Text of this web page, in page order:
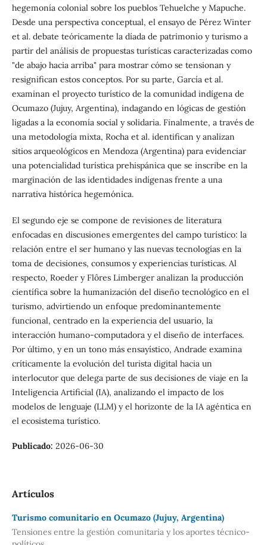
hegemonía colonial sobre los pueblos Tehuelche y Mapuche.
Desde una perspectiva conceptual, el ensayo de Pérez Winter
et al. debate teóricamente la díada de patrimonio y turismo a
partir del análisis de propuestas turísticas caracterizadas como
"de abajo hacia arriba" para mostrar cómo se tensionan y
resignifican estos conceptos. Por su parte, García et al.
examinan el proyecto turístico de la comunidad indígena de
Ocumazo (Jujuy, Argentina), indagando en lógicas de gestión
ligadas a la economía social y solidaria. Finalmente, a través de
una metodología mixta, Rocha et al. identifican y analizan
sitios arqueológicos en Mendoza (Argentina) para evidenciar
una potencialidad turística prehispánica que se inscribe en la
marginación de las identidades indígenas frente a una
narrativa histórica hegemónica.
El segundo eje se compone de revisiones de literatura
enfocadas en discusiones emergentes del campo turístico: la
relación entre el ser humano y las nuevas tecnologías en la
toma de decisiones, consumos y experiencias turísticas. Al
respecto, Roeder y Flôres Limberger analizan la producción
científica sobre la humanización del diseño tecnológico en el
turismo, advirtiendo un enfoque predominantemente
funcional, centrado en la experiencia del usuario, la
interacción humano-computadora y el diseño de interfaces.
Por último, y en un tono más ensayístico, Andrade examina
críticamente la evolución del turista digital hacia un
interlocutor que delega parte de sus decisiones de viaje en la
Inteligencia Artificial (IA), analizando el impacto de los
modelos de lenguaje (LLM) y el horizonte de la IA agéntica en
el ecosistema turístico.
Publicado: 2026-06-30
Artículos
Turismo comunitario en Ocumazo (Jujuy, Argentina)
Tensiones entre la gestión comunitaria y los aportes técnico-